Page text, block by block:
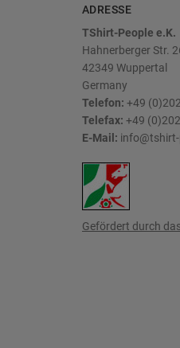
ADRESSE
TShirt-People e.K.
Hahnerberger Str.
42349 Wuppertal
Germany
Telefon: +49
Telefax: +49
E-Mail:
Gefördert durch